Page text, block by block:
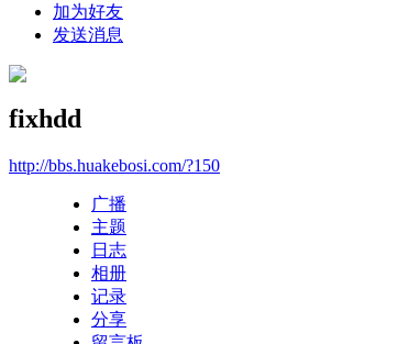
加为好友
发送消息
fixhdd
http://bbs.huakebosi.com/?150
广播
主题
日志
相册
记录
分享